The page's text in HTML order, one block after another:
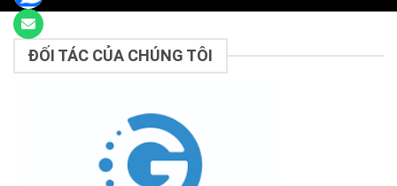
ĐỐI TÁC CỦA CHÚNG TÔI